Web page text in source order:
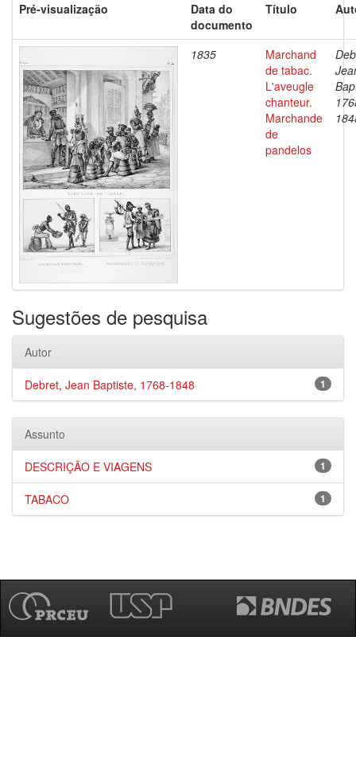
Pré-visualização
Data do
documento
Título
1835
Marchand
de tabac.
L'aveugle
chanteur.
Marchande
de
pandelos
Sugestões de pesquisa
Autor
1
Debret, Jean Baptiste, 1768-1848
Assunto
1
DESCRIÇÃO E VIAGENS
1
TABACO